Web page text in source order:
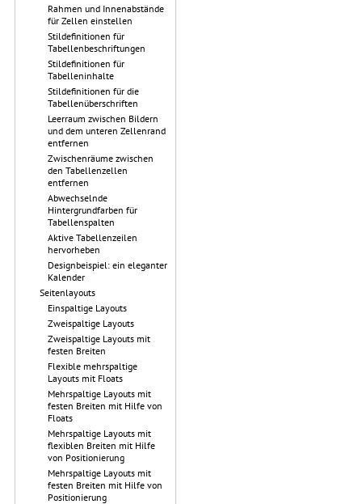
Rahmen und Innenabstände
für Zellen einstellen
Stildefinitionen für
Tabellenbeschriftungen
Stildefinitionen für
Tabelleninhalte
Stildefinitionen für die
Tabellenüberschriften
Leerraum zwischen Bildern
und dem unteren Zellenrand
entfernen
Zwischenräume zwischen
den Tabellenzellen
entfernen
Abwechselnde
Hintergrundfarben für
Tabellenspalten
Aktive Tabellenzeilen
hervorheben
Designbeispiel: ein eleganter
Kalender
Seitenlayouts
Einspaltige Layouts
Zweispaltige Layouts
Zweispaltige Layouts mit
festen Breiten
Flexible mehrspaltige
Layouts mit Floats
Mehrspaltige Layouts mit
festen Breiten mit Hilfe von
Floats
Mehrspaltige Layouts mit
flexiblen Breiten mit Hilfe
von Positionierung
Mehrspaltige Layouts mit
festen Breiten mit Hilfe von
Positionierung